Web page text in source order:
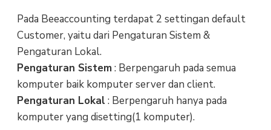
Pada Beeaccounting terdapat 2 settingan default
Customer, yaitu dari Pengaturan Sistem &
Pengaturan Lokal.
Pengaturan Sistem: Berpengaruh pada semua
komputer baik komputer server dan client.
Pengaturan Lokal : Berpengaruh hanya pada
komputer yang disetting(1 komputer).